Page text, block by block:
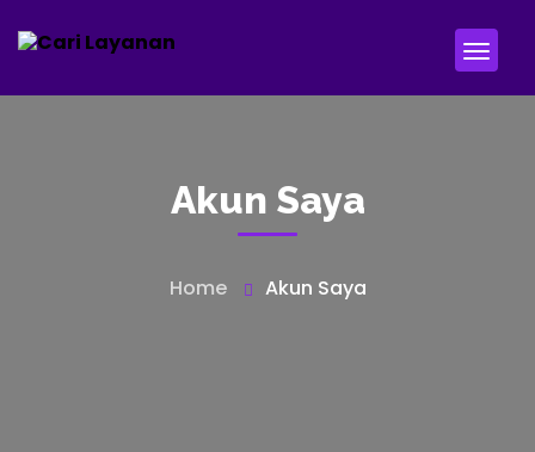
Akun Saya
Home Akun Saya